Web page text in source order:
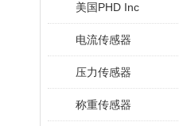
美国PHD Inc
电流传感器
压力传感器
称重传感器